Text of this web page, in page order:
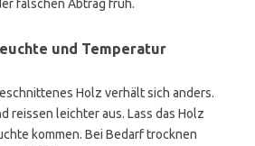
falschen Abtrag früh.
und Temperatur
Holz verhält sich anders.
reissen leichter aus. Lass das Holz
kommen. Bei Bedarf trocknen